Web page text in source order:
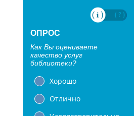
ОПРОС
Как Вы оцениваете
качество услуг
библиотеки?
Хорошо
Отлично
Уважаемые читатели!